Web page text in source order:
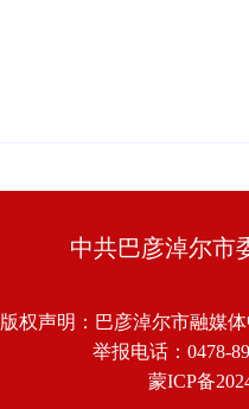
中共巴彦淖尔市
版权声明：巴彦淖尔市融媒
举报电话：0478-
蒙ICP备